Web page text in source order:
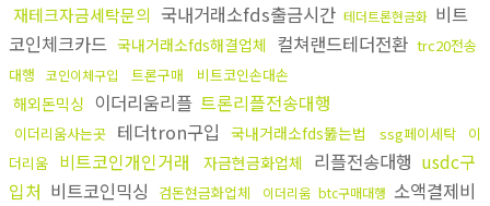
재테크자금세탁문의 국내거래소fds출금시간 테더트론현금화 비트
코인체크카드 국내거래소fds해결업체 컬쳐랜드테더전환 trc20전송
대행
코인이체구입 트론구매 비트코인손대손
해외돈믹싱 이더리움리플 트론리플전송대행
이더리움사는곳 테더tron구입 국내거래소fds뚫는법 ssg페이세탁
이
더리움 비트코인개인거래 자금현금화업체 리플전송대행 usdc구
입처 비트코인믹싱 검돈현금화업체 이더리움 btc구매대행 소액결제비